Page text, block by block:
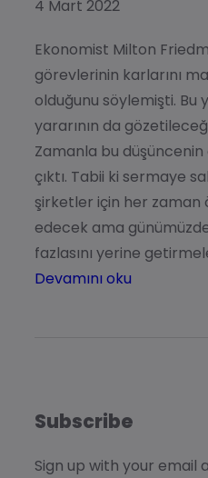
4 Mart 2022
Ekonomist Milton
görevlerinin karlarını
olduğunu söylemişti.
yararının da
Zamanla bu düşüncenin
çıktı. Tabii ki sermaye
şirketler için her
edecek ama
fazlasını yerine
Devamını oku
Subscribe
Sign up with your email